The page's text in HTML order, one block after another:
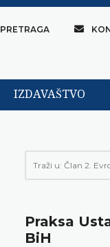
PRETRAGA
IZDAVAŠTVO
Praksa
BiH